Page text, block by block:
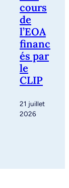
cours
de
l’EOA
financ
és par
le
CLIP
21 juillet
2026